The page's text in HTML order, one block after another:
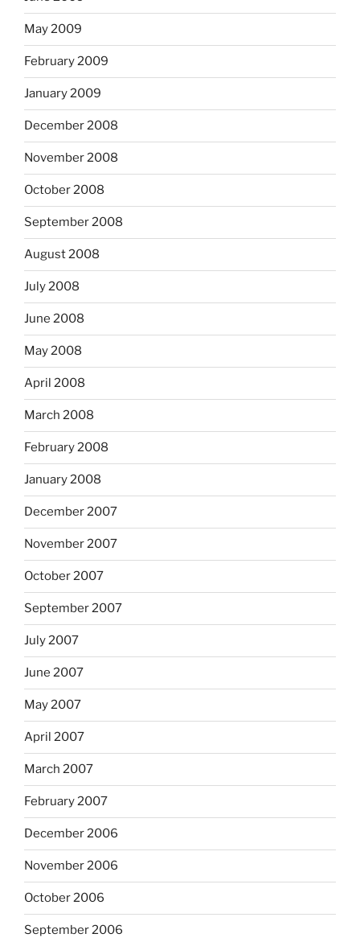
May 2009
February 2009
January 2009
December 2008
November 2008
October 2008
September 2008
August 2008
July 2008
June 2008
May 2008
April 2008
March 2008
February 2008
January 2008
December 2007
November 2007
October 2007
September 2007
July 2007
June 2007
May 2007
April 2007
March 2007
February 2007
December 2006
November 2006
October 2006
September 2006